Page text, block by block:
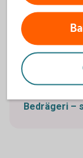
Skydda
För att
lämna ut
om vanliga
mot dem.
Bedrägeri –